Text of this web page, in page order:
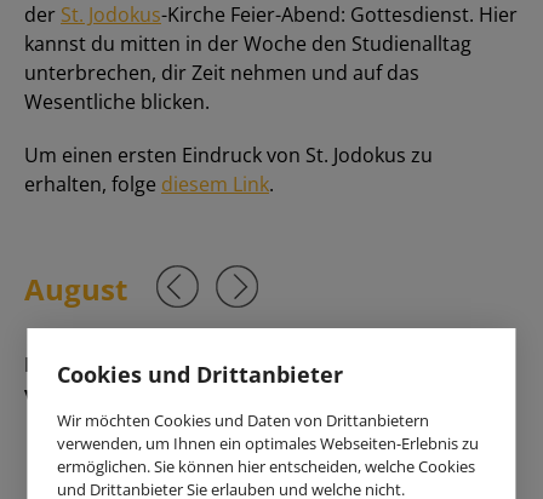
Cookies und Drittanbieter
Wir möchten Cookies und Daten von Drittanbietern
verwenden, um Ihnen ein optimales Webseiten-Erlebnis zu
ermöglichen. Sie können hier entscheiden, welche Cookies
und Drittanbieter Sie erlauben und welche nicht.
der St. Jodokus-Kirche Feier-Abend: Gottesdienst. Hier
kannst du mitten in der Woche den Studienalltag
unterbrechen, dir Zeit nehmen und auf das
Wesentliche blicken.
Um einen ersten Eindruck von St. Jodokus zu
erhalten, folge diesem Link.
August
Keine Veranstaltungen in diesem Monat
vorhanden.